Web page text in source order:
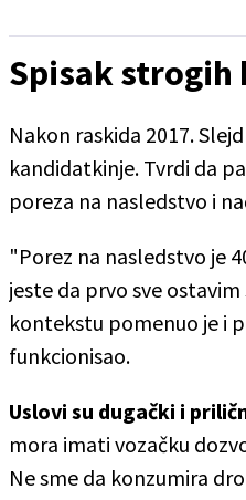
Spisak
Nakon raskida 2017.
kandidatkinje. Tvrdi da
poreza na nasledstvo i
"Porez na nasledstvo je
jeste da prvo sve
kontekstu pomenuo je i
funkcionisao.
Uslovi su dugački i
mora imati vozačku
Ne sme da konzumira